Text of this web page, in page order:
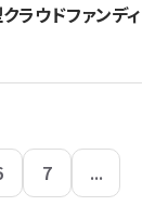
ラウドファンディ
7
...